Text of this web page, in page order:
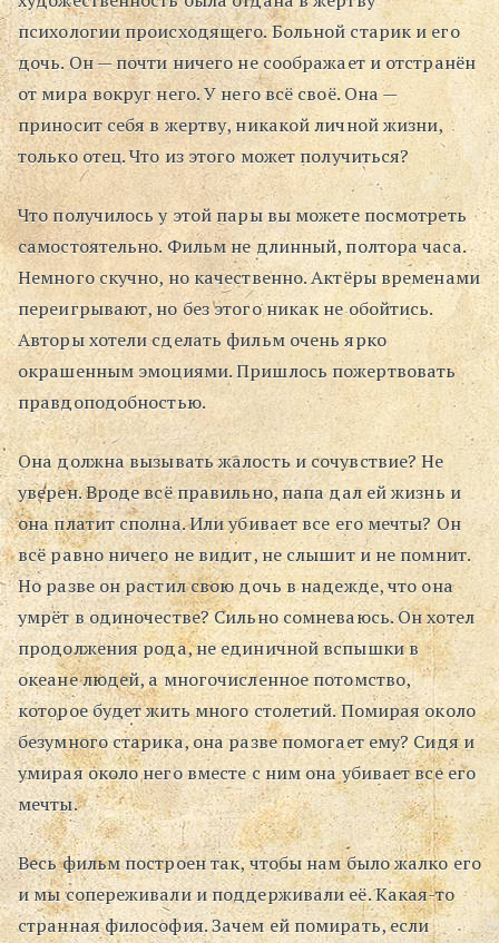
Поиск
психологии происходящего. Больной старик и его
дочь. Он — почти ничего не соображает и отстранён
от мира вокруг него. У него всё своё. Она —
приносит себя в жертву, никакой личной жизни,
только отец. Что из этого может получиться?
Что получилось у этой пары вы можете посмотреть
самостоятельно. Фильм не длинный, полтора часа.
Немного скучно, но качественно. Актёры временами
переигрывают, но без этого никак не обойтись.
Авторы хотели сделать фильм очень ярко
окрашенным эмоциями. Пришлось пожертвовать
правдоподобностью.
Она должна вызывать жалость и сочувствие? Не
уверен. Вроде всё правильно, папа дал ей жизнь и
она платит сполна. Или убивает все его мечты? Он
всё равно ничего не видит, не слышит и не помнит.
Но разве он растил свою дочь в надежде, что она
умрёт в одиночестве? Сильно сомневаюсь. Он хотел
продолжения рода, не единичной вспышки в
океане людей, а многочисленное потомство,
которое будет жить много столетий. Помирая около
безумного старика, она разве помогает ему? Сидя и
умирая около него вместе с ним она убивает все его
мечты.
Весь фильм построен так, чтобы нам было жалко его
и мы сопереживали и поддерживали её. Какая-то
странная философия. Зачем ей помирать, если